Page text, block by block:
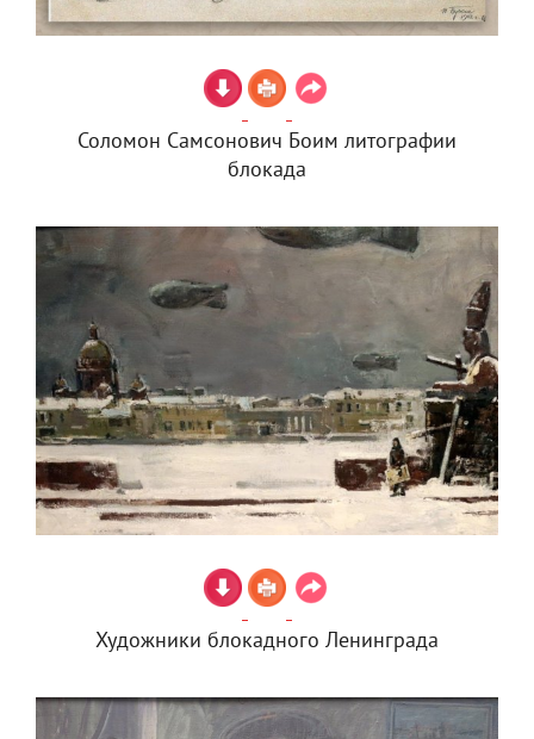
Соломон Самсонович Боим литографии
блокада
Художники блокадного Ленинграда